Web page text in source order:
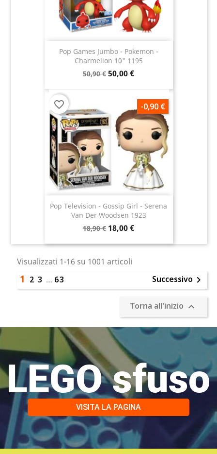
Pop Games Jumbo - Pokemon -
Charmelion 10" 1195
50,90 € 50,00 €
Pop Television - Gossip Girl - Serena
Van Der Woodsen 1923
18,90 € 18,00 €
-0,90 €
favorite_border
Visualizzati 1-16 su 1001 articoli
1 2 3 … 63 Successivo 
Torna all'inizio 
LEGO sfuso
VISITA LA PAGINA